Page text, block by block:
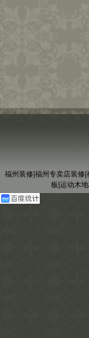
福州装修 福州专卖店装修
板 运动木